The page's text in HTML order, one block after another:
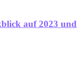
auf 2023 und